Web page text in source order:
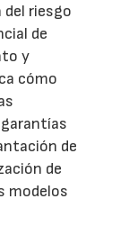
del riesgo
de
y
cómo
de
de
modelos